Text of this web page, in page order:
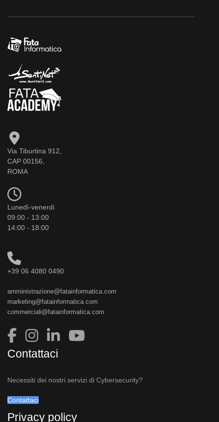
Via Tiburtina 912,
CAP 00156,
ROMA
Lunedì-venerdì
09:00 - 13:00
14:00 - 18:00
+39 06 4080 0490
amministrazione@fatainformatica.com
marketing@fatainformatica.com
commerciali@fatainformatica.com
Contattaci
Necessiti dei nostri servizi di Cybersecurity?
Contattaci
Privacy policy